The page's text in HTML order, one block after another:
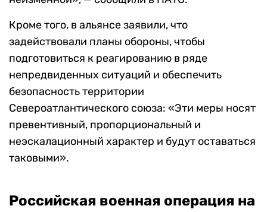
Кроме того, в альянсе заявили, что
задействовали планы обороны, чтобы
подготовиться к реагированию в ряде
непредвиденных ситуаций и обеспечить
безопасность территории
Североатлантического союза: «Эти меры носят
превентивный, пропорциональный и
неэскалационный характер и будут оставаться
таковыми».
Российская военная операция на